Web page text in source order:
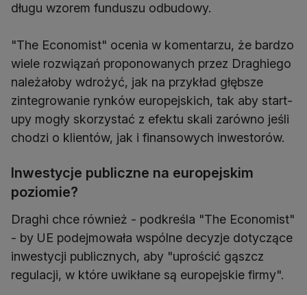
długu wzorem funduszu odbudowy.
"The Economist" ocenia w komentarzu, że bardzo
wiele rozwiązań proponowanych przez Draghiego
należałoby wdrożyć, jak na przykład głębsze
zintegrowanie rynków europejskich, tak aby start-
upy mogły skorzystać z efektu skali zarówno jeśli
chodzi o klientów, jak i finansowych inwestorów.
Inwestycje publiczne na europejskim
poziomie?
Draghi chce również - podkreśla "The Economist"
- by UE podejmowała wspólne decyzje dotyczące
inwestycji publicznych, aby "uprościć gąszcz
regulacji, w które uwikłane są europejskie firmy".